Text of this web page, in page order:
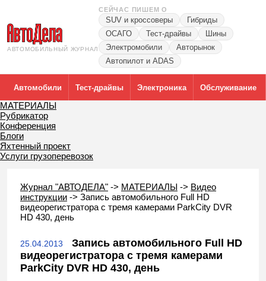
АВТОМОБИЛЬНЫЙ ЖУРНАЛ
СЕЙЧАС ПИШЕМ О
SUV и кроссоверы
Гибриды
ОСАГО
Тест-драйвы
Шины
Электромобили
Авторынок
Автопилот и ADAS
Автомобили Тест-драйвы Электроника Обслуживание
МАТЕРИАЛЫ
Рубрикатор
Конференция
Блоги
Яхтенный проект
Услуги грузоперевозок
Журнал "АВТОДЕЛА" -> МАТЕРИАЛЫ -> Видео
инструкции -> Запись автомобильного Full HD
видеорегистратора c тремя камерами ParkCity DVR
HD 430, день
25.04.2013
Запись автомобильного Full HD
видеорегистратора c тремя камерами
ParkCity DVR HD 430, день